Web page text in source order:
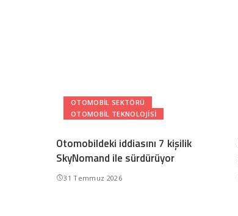
OTOMOBIL SEKTÖRÜ
OTOMOBIL TEKNOLOJISI
Otomobildeki iddiasını 7 kişilik
SkyNomand ile sürdürüyor
31 Temmuz 2026